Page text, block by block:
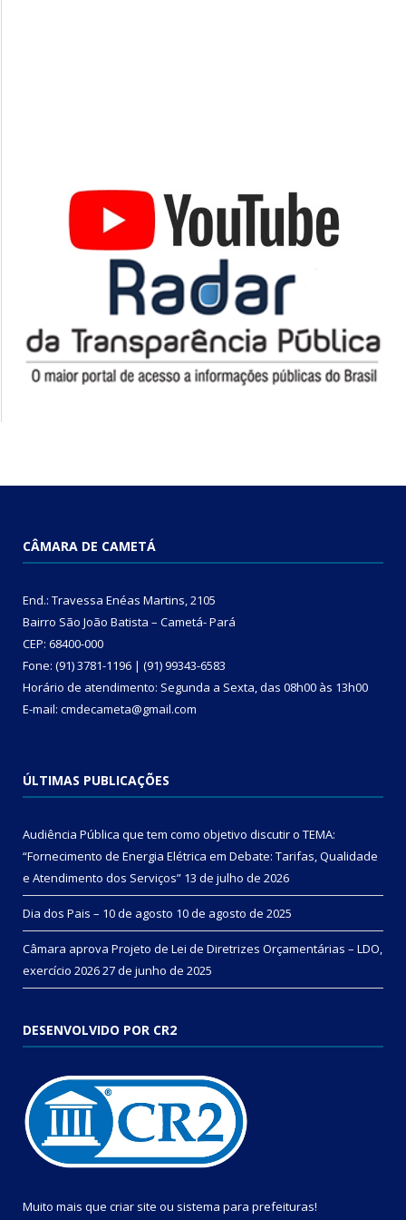
CÂMARA DE CAMETÁ
End.: Travessa Enéas Martins, 2105
Bairro São João Batista – Cametá- Pará
CEP: 68400-000
Fone: (91) 3781-1196 | (91) 99343-6583
Horário de atendimento: Segunda a Sexta, das 08h00 às 13h00
E-mail: cmdecameta@gmail.com
ÚLTIMAS PUBLICAÇÕES
Audiência Pública que tem como objetivo discutir o TEMA:
“Fornecimento de Energia Elétrica em Debate: Tarifas, Qualidade
e Atendimento dos Serviços” 13 de julho de 2026
Dia dos Pais – 10 de agosto 10 de agosto de 2025
Câmara aprova Projeto de Lei de Diretrizes Orçamentárias – LDO,
exercício 202627 de junho de 2025
DESENVOLVIDO POR CR2
Muito mais que criar site ou sistema para prefeituras!